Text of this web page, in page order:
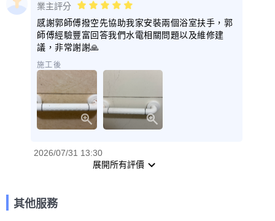
業主評分
感謝郭師傅撥空先協助我家安裝兩個浴室扶手，郭
師傅經驗豐富回答我們水電相關問題以及維修建
議，非常謝謝🙏
施工後
2026/07/31 13:30
展開所有評價
其他服務